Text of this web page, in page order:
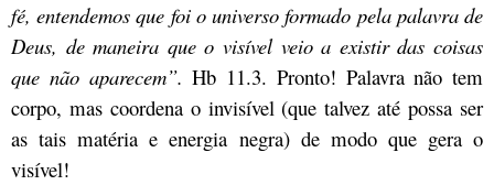
fé, entendemos que foi o universo formado pela palavra de
Deus, de maneira que o visível veio a existir das coisas
que não aparecem”. Hb 11.3. Pronto! Palavra não tem
corpo, mas coordena o invisível (que talvez até possa ser
as tais matéria e energia negra) de modo que gera o
visível!